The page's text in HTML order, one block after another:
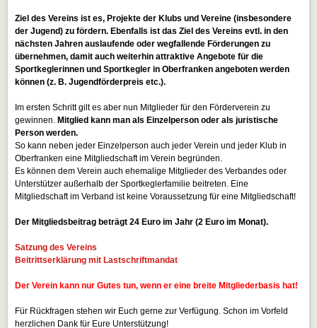
Ziel des Vereins ist es, Projekte der Klubs und Vereine (insbesondere
der Jugend) zu fördern. Ebenfalls ist das Ziel des Vereins evtl. in den
nächsten Jahren auslaufende oder wegfallende Förderungen zu
übernehmen, damit auch weiterhin attraktive Angebote für die
Sportkeglerinnen und Sportkegler in Oberfranken angeboten werden
können (z. B. Jugendförderpreis etc.).
Im ersten Schritt gilt es aber nun Mitglieder für den Förderverein zu
gewinnen. Mitglied kann man als Einzelperson oder als juristische
Person werden.
So kann neben jeder Einzelperson auch jeder Verein und jeder Klub in
Oberfranken eine Mitgliedschaft im Verein begründen.
Es können dem Verein auch ehemalige Mitglieder des Verbandes oder
Unterstützer außerhalb der Sportkeglerfamilie beitreten. Eine
Mitgliedschaft im Verband ist keine Voraussetzung für eine Mitgliedschaft!
Der Mitgliedsbeitrag beträgt 24 Euro im Jahr (2 Euro im Monat).
Satzung des Vereins
Beitrittserklärung mit Lastschriftmandat
Der Verein kann nur Gutes tun, wenn er eine breite Mitgliederbasis hat!
Für Rückfragen stehen wir Euch gerne zur Verfügung. Schon im Vorfeld
herzlichen Dank für Eure Unterstützung!